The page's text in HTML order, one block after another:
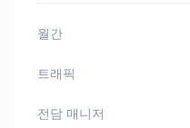
월간
트래픽
전담 매니저